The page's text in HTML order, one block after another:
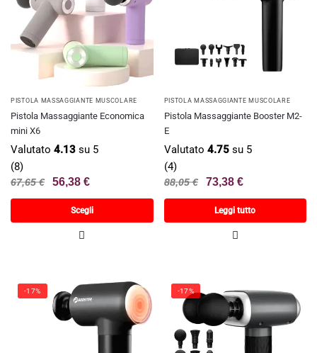
PISTOLA MASSAGGIANTE MUSCOLARE
Pistola Massaggiante Economica
mini X6
Valutato 4.13 su 5
(8)
67,65€ 56,38 €
Scegli
PISTOLA MASSAGGIANTE MUSCOLARE
Pistola Massaggiante Booster M2-
E
Valutato 4.75su 5
(4)
88,05€ 73,38 €
Leggi tutto
-17% -17%